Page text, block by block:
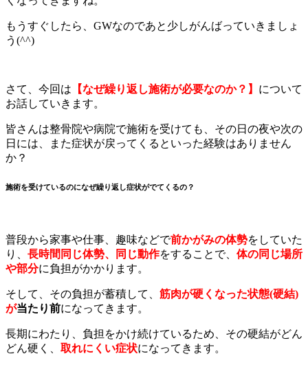
もうすぐしたら、GWなのであと少しがんばっていきましょ
う(^^)
さて、今回は 【なぜ繰り返し施術が必要なのか？】 について
お話していきます。
皆さんは整骨院や病院で施術を受けても、その日の夜や次の
日には、また症状が戻ってくるといった経験はありません
か？
施術を受けているのになぜ繰り返し症状がでてくるの？
普段から家事や仕事、趣味などで前かがみの体勢をしていた
り、 長時間同じ体勢、同じ動作をすることで、 体の同じ場所
や部分に負担がかかります。
そして、その負担が蓄積して、 筋肉が硬くなった状態(硬結)
が当たり前になってきます。
長期にわたり、負担をかけ続けているため、その硬結がどん
どん硬く、 取れにくい症状になってきます。